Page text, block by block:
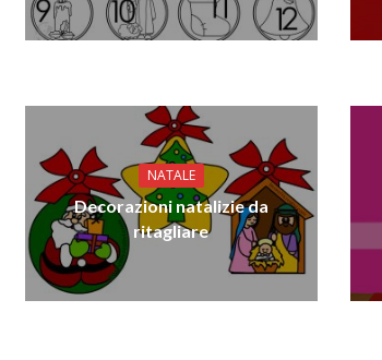
NATALE
Decorazioni natalizie da
ritagliare